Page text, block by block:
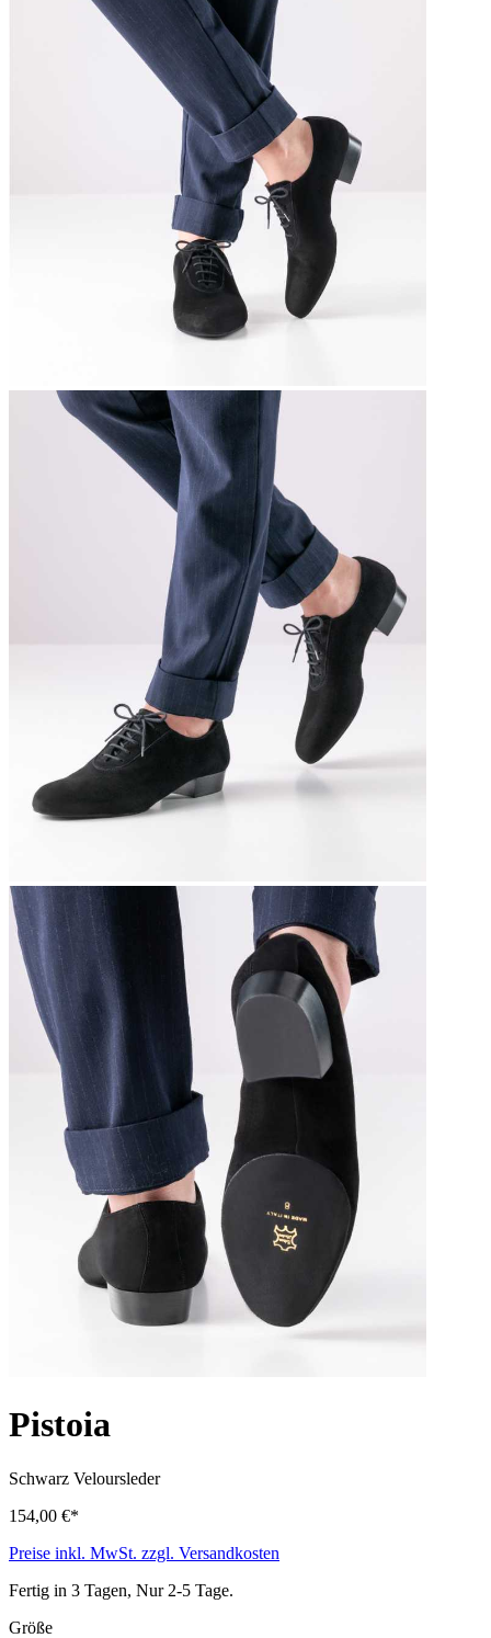
Pistoia
Schwarz Veloursleder
154,00 €*
Preise inkl. MwSt. zzgl. Versandkosten
Fertig in 3 Tagen, Nur 2-5 Tage.
Größe